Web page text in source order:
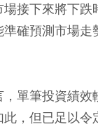
接下來將下跌
確預測市場走
單筆投資績效
，但已足以令